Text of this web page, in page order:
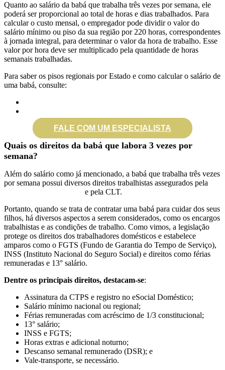
Quanto ao salário da babá que trabalha três vezes por semana, ele
poderá ser proporcional ao total de horas e dias trabalhados. Para
calcular o custo mensal, o empregador pode dividir o valor do
salário mínimo ou piso da sua região por 220 horas, correspondentes
à jornada integral, para determinar o valor da hora de trabalho. Esse
valor por hora deve ser multiplicado pela quantidade de horas
semanais trabalhadas.
Para saber os pisos regionais por Estado e como calcular o salário de
uma babá, consulte:
FALE COM UM ESPECIALISTA
Quais os direitos da babá que labora 3 vezes por
semana?
Além do salário como já mencionado, a babá que trabalha três vezes
por semana possui diversos direitos trabalhistas assegurados pela
e pela CLT.
Portanto, quando se trata de contratar uma babá para cuidar dos seus
filhos, há diversos aspectos a serem considerados, como os encargos
trabalhistas e as condições de trabalho. Como vimos, a legislação
protege os direitos dos trabalhadores domésticos e estabelece
amparos como o FGTS (Fundo de Garantia do Tempo de Serviço),
INSS (Instituto Nacional do Seguro Social) e direitos como férias
remuneradas e 13° salário.
Dentre os principais direitos, destacam-se:
Assinatura da CTPS e registro no eSocial Doméstico;
Salário mínimo nacional ou regional;
Férias remuneradas com acréscimo de 1/3 constitucional;
13° salário;
INSS e FGTS;
Horas extras e adicional noturno;
Descanso semanal remunerado (DSR); e
Vale-transporte, se necessário.